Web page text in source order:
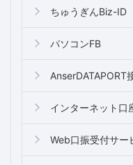
ちゅうぎんBiz-ID
パソコンFB
AnserDATAPORT
インターネット口
Web口振受付サー